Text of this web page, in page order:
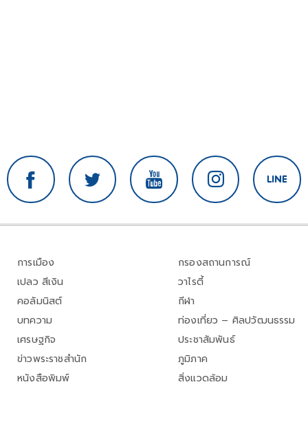
การเมือง
เปลว สีเงิน
คอลัมนิสต์
บทความ
เศรษฐกิจ
ข่าวพระราชสำนัก
หนังสือพิมพ์
กรองสถานการณ์
วาไรตี้
กีฬา
ท่องเที่ยว – ศิลปวัฒนธรรม
ประชาสัมพันธ์
ภูมิภาค
สิ่งแวดล้อม